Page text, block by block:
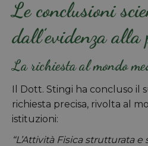
Le conclusioni
dall’evidenza
La richiesta al mondo
Il Dott. Stingi ha concluso il
richiesta precisa, rivolta al
istituzioni:
“L’Attività Fisica strutturata